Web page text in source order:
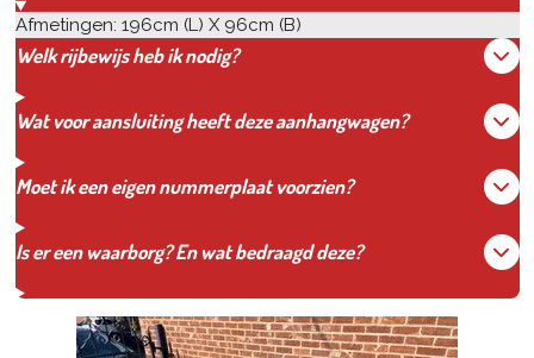
Afmetingen: 196cm (L) X 96cm (B)
Welk rijbewijs heb ik nodig?
Wat voor aansluiting heeft deze aanhangwagen?
Moet ik een eigen nummerplaat voorzien?
Is er een waarborg? En wat bedraagd deze?